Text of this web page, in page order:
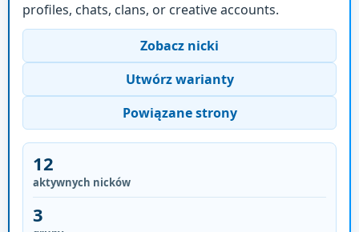
profiles, chats, clans, or creative accounts.
Zobacz nicki
Utwórz warianty
Powiązane strony
12
aktywnych nicków
3